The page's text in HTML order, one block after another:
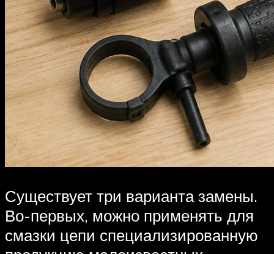
Существует три варианта замены.
Во-первых, можно применять для
смазки цепи специализированную